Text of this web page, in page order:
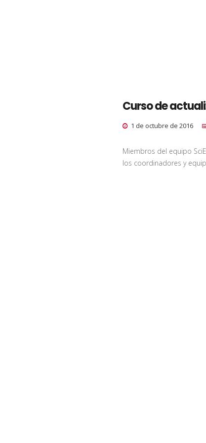
Curso de
1 de octubre de 2016
Miembros del equipo
los coordinadores y